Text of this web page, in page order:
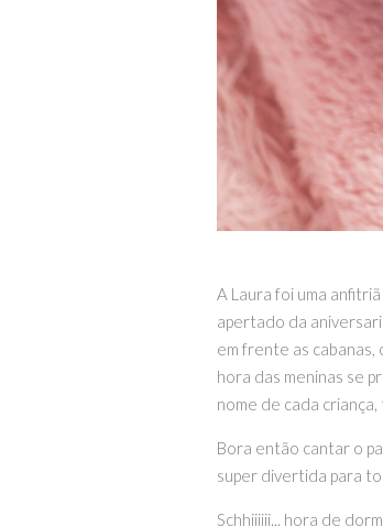
A Laura foi uma anfitriã
apertado da
em frente as cabanas,
hora das meninas se
nome de cada
Bora então cantar o
super divertida para to
Schhiiiiii... hora de